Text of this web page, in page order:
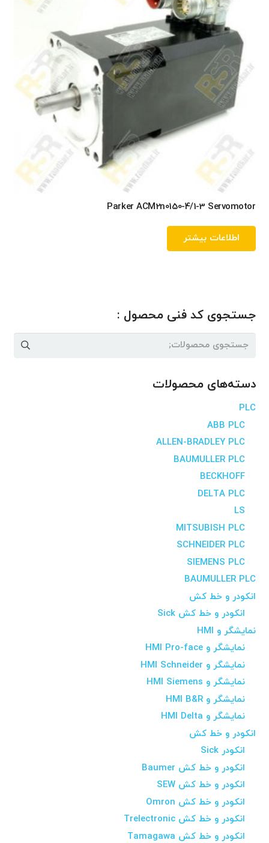
Parker ACM2n0150-4/1-3 Servomotor
اطلاعات بیشتر
جستجوی کد فنی محصول :
جستجو
دسته‌های محصولات
PLC
ABB PLC
ALLEN-BRADLEY PLC
BAUMULLER PLC
BECKHOFF
DELTA PLC
LS
MITSUBISH PLC
SCHNEIDER PLC
SIEMENS PLC
BAUMULLER PLC
انکودر و خط کش
انکودر و خط کش Sick
نمایشگر و HMI
نمایشگر و HMI Pro-face
نمایشگر و HMI Schneider
نمایشگر و HMI Siemens
نمایشگر و HMI B&R
نمایشگر و HMI Delta
انکودر و خط کش
انکودر Sick
انکودر و خط کش Baumer
انکودر و خط کش SEW
انکودر و خط کش Omron
انکودر و خط کش Trelectronic
انکودر و خط کش Tamagawa